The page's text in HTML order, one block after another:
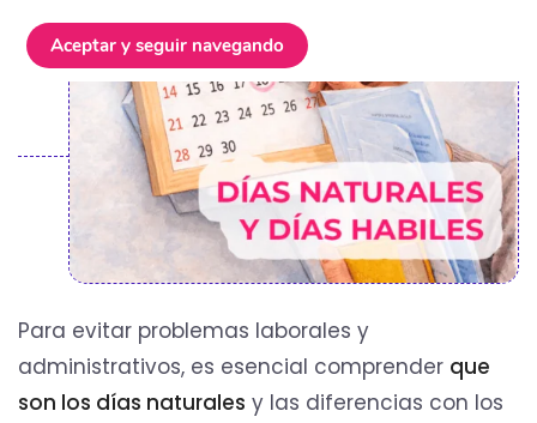
Para evitar problemas laborales y
administrativos, es esencial comprender que
son los días naturales y las diferencias con los
Aceptar y seguir navegando